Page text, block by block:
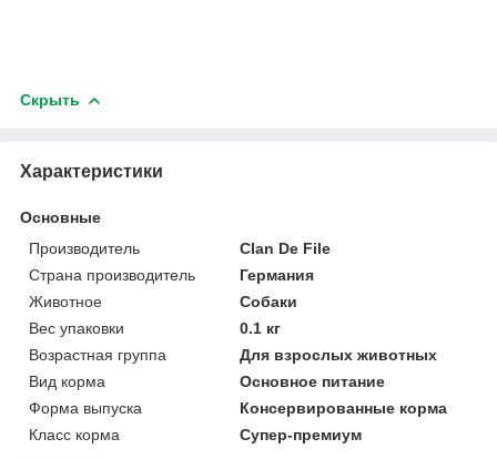
Скрыть
Характеристики
Основные
Производитель
Clan De File
Страна производитель
Германия
Животное
Собаки
Вес упаковки
0.1 кг
Возрастная группа
Для взрослых животных
Вид корма
Основное питание
Форма выпуска
Консервированные корма
Класс корма
Супер-премиум